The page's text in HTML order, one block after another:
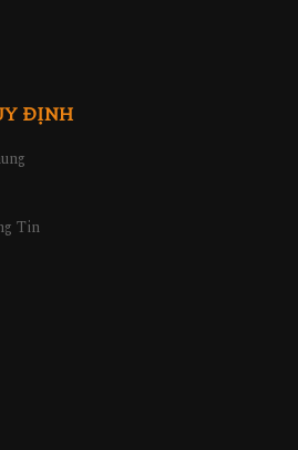
ĐỊNH
Tin